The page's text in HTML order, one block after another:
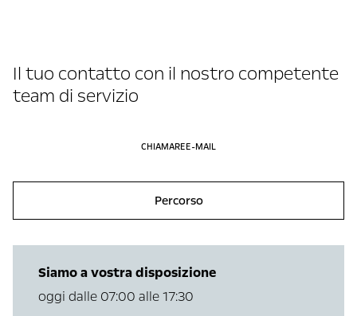
Il tuo contatto con il nostro competente
team di servizio
CHIAMAREE-MAIL
Percorso
Siamo a vostra disposizione
oggi dalle 07:00 alle 17:30